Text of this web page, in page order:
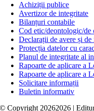
Achiziții publice
Avertizor de integritate
Bilanțuri contabile
Cod etic/deontologic/de
Declarații de avere și de
Protecția datelor cu
Planul de integritate al
Rapoarte de aplicare a
Rapoarte de aplicare a
Solicitare informații
Buletin informativ
© Copyright 20262026 |